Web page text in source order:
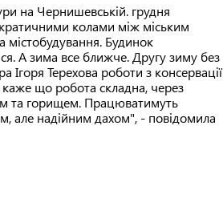
на Чернишевській. грудня
колами між міським
Будинок
А зима все ближче. Другу зиму без
Терехова роботи з консервації
каже що робота складна, через
та горищем. Працюватимуть
але надійним дахом", - повідомила